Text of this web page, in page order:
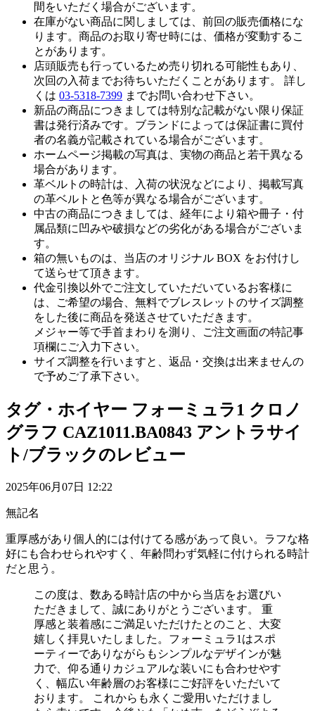
間をいただく場合がございます。
在庫がない商品に関しましては、前回の販売価格にな
ります。商品のお取り寄せ時には、価格が変動するこ
とがあります。
店頭販売も行っているため売り切れる可能性もあり、
次回の入荷までお待ちいただくことがあります。 詳し
くは 03-5318-7399 までお問い合わせ下さい。
新品の商品につきましては特別な記載がない限り保証
書は発行済みです。ブランドによっては保証書に買付
者の名義が記載されている場合がございます。
ホームページ掲載の写真は、実物の商品と若干異なる
場合があります。
革ベルトの時計は、入荷の状況などにより、掲載写真
の革ベルトと色等が異なる場合がございます。
中古の商品につきましては、経年により箱や冊子・付
属品類に凹みや破損などの劣化がある場合がございま
す。
箱の無いものは、当店のオリジナル BOX をお付けし
て送らせて頂きます。
代金引換以外でご注文していただいているお客様に
は、ご希望の場合、無料でブレスレットのサイズ調整
をした後に商品を発送させていただきます。
メジャー等で手首まわりを測り、ご注文画面の特記事
項欄にご入力下さい。
サイズ調整を行いますと、返品・交換は出来ませんの
で予めご了承下さい。
タグ・ホイヤー フォーミュラ1 クロノ
グラフ CAZ1011.BA0843 アントラサイ
ト/ブラックのレビュー
2025年06月07日 12:22
無記名
重厚感があり個人的には付けてる感があって良い。ラフな格
好にも合わせられやすく、年齢問わず気軽に付けられる時計
だと思う。
この度は、数ある時計店の中から当店をお選びい
ただきまして、誠にありがとうございます。 重
厚感と装着感にご満足いただけたとのこと、大変
嬉しく拝見いたしました。フォーミュラ1はスポ
ーティーでありながらもシンプルなデザインが魅
力で、仰る通りカジュアルな装いにも合わせやす
く、幅広い年齢層のお客様にご好評をいただいて
おります。 これからも永くご愛用いただけまし